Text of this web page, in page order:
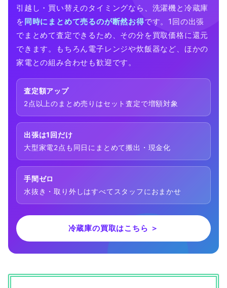
引越し・買い替えのタイミングなら、洗濯機と冷蔵庫
を同時にまとめて売るのが断然お得です。1回の出張
でまとめて査定できるため、その分を買取価格に還元
できます。もちろん電子レンジや炊飯器など、ほかの
家電との組み合わせも歓迎です。
査定額アップ
2点以上のまとめ売りはセット査定で増額対象
出張は1回だけ
大型家電2点も同日にまとめて搬出・現金化
手間ゼロ
水抜き・取り外しはすべてスタッフにおまかせ
冷蔵庫の買取はこちら ＞